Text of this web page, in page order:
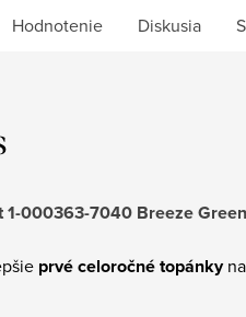
Hodnotenie Diskusia
1-000363-7040 Breeze
prvé celoročné topánky